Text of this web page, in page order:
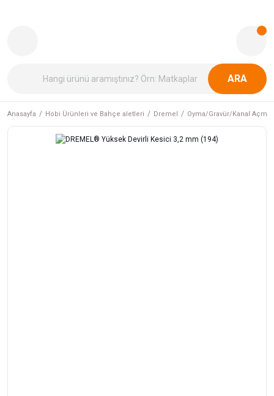
ARA
Anasayfa Hobi Ürünleri ve Bahçe aletleri Dremel Oyma/Gravür/Kanal Açma